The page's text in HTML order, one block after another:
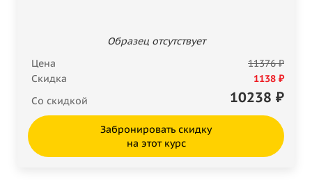
Образец отсутствует
Цена
11376 ₽
Скидка
1138 ₽
Со скидкой
10238 ₽
Забронировать скидку
на этот курс